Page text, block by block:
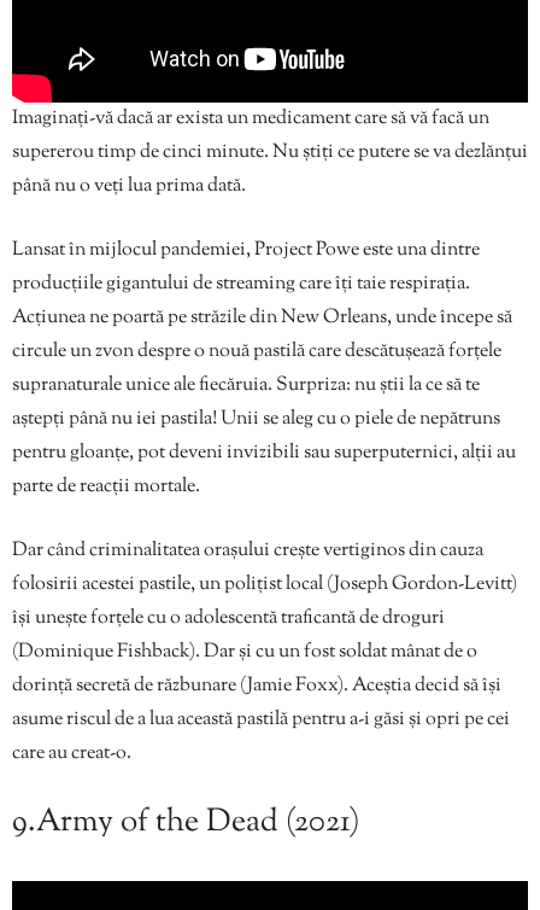
Imaginați-vă dacă ar exista un medicament care să vă facă un
supererou timp de cinci minute. Nu știți ce putere se va dezlănțui
până nu o veți lua prima dată.
Lansat în mijlocul pandemiei, Project Powe este una dintre
producțiile gigantului de streaming care îți taie respirația.
Acțiunea ne poartă pe străzile din New Orleans, unde începe să
circule un zvon despre o nouă pastilă care descătușează forțele
supranaturale unice ale fiecăruia. Surpriza: nu știi la ce să te
aștepți până nu iei pastila! Unii se aleg cu o piele de nepătruns
pentru gloanțe, pot deveni invizibili sau superputernici, alții au
parte de reacții mortale.
Dar când criminalitatea orașului crește vertiginos din cauza
folosirii acestei pastile, un polițist local (Joseph Gordon-Levitt)
își unește forțele cu o adolescentă traficantă de droguri
(Dominique Fishback). Dar și cu un fost soldat mânat de o
dorință secretă de răzbunare (Jamie Foxx). Aceștia decid să își
asume riscul de a lua această pastilă pentru a-i găsi și opri pe cei
care au creat-o.
9.Army of the Dead (2021)